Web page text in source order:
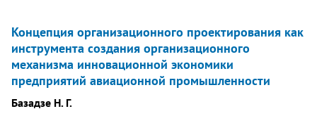
Концепция организационного проектирования как
инструмента создания организационного
механизма инновационной экономики
предприятий авиационной промышленности
Базадзе Н. Г.